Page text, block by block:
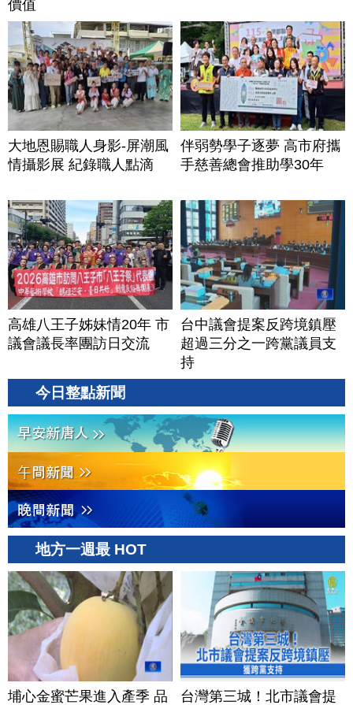
價值
大地恩賜職人身影-屏潮風
情攝影展 紀錄職人點滴
伴弱勢學子逐夢 高市府攜
手慈善總會推助學30年
高雄八王子姊妹情20年 市
議會議長率團訪日交流
台中議會提案反跨境鎮壓
超過三分之一跨黨議員支
持
今日整點新聞
地方一週最 HOT
埔心金蜜芒果進入產季 品
台灣第三城！北市議會提